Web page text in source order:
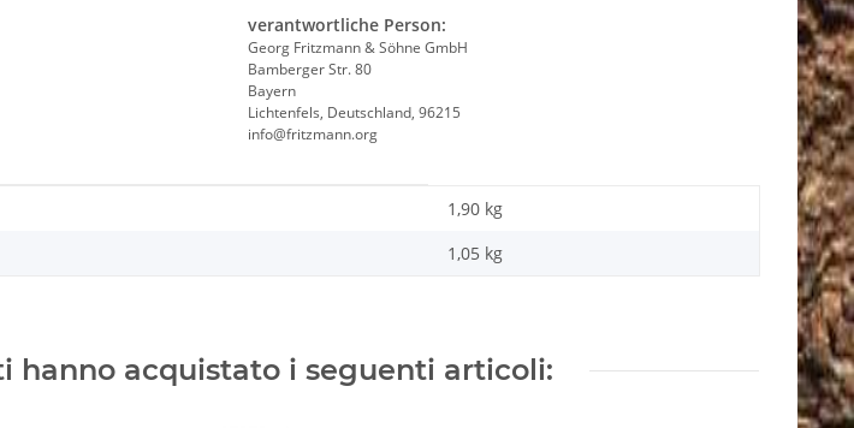
verantwortliche Person:
Georg Fritzmann & Söhne GmbH
Bamberger Str. 80
Bayern
Lichtenfels, Deutschland, 96215
info@fritzmann.org
1,90 kg
1,05 kg
hanno acquistato i seguenti articoli: